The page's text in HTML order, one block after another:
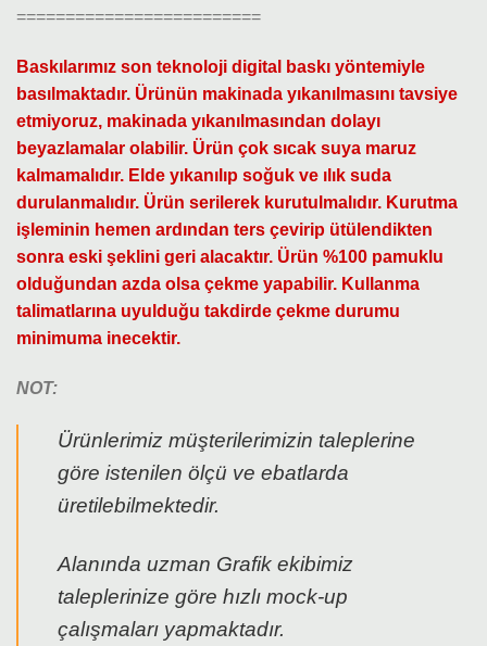
=========================
Baskılarımız son teknoloji digital baskı yöntemiyle
basılmaktadır. Ürünün makinada yıkanılmasını tavsiye
etmiyoruz, makinada yıkanılmasından dolayı
beyazlamalar olabilir. Ürün çok sıcak suya maruz
kalmamalıdır. Elde yıkanılıp soğuk ve ılık suda
durulanmalıdır. Ürün serilerek kurutulmalıdır. Kurutma
işleminin hemen ardından ters çevirip ütülendikten
sonra eski şeklini geri alacaktır. Ürün %100 pamuklu
olduğundan azda olsa çekme yapabilir. Kullanma
talimatlarına uyulduğu takdirde çekme durumu
minimuma inecektir.
NOT:
Ürünlerimiz müşterilerimizin taleplerine
göre istenilen ölçü ve ebatlarda
üretilebilmektedir.
Alanında uzman Grafik ekibimiz
taleplerinize göre hızlı mock-up
çalışmaları yapmaktadır.